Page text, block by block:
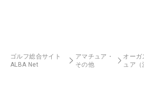
ゴルフ総合サイト
ALBA Net
アマチュア・
その他
オーガ
ュア（